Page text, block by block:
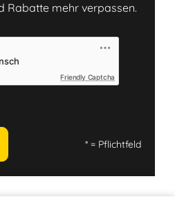
Rabatte mehr verpassen.
Friendly Captcha
*= Pflichtfeld